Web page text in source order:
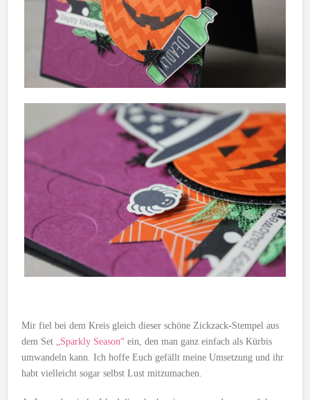
Mir fiel bei dem Kreis gleich dieser schöne Zickzack-Stempel aus
dem Set „Sparkly Season“ ein, den man ganz einfach als Kürbis
umwandeln kann. Ich hoffe Euch gefällt meine Umsetzung und ihr
habt vielleicht sogar selbst Lust mitzumachen.